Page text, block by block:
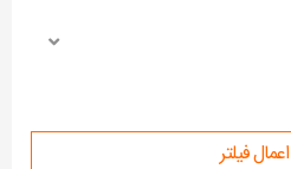
اعمال فیلتر